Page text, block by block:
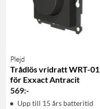
Plejd
Trådlös vridratt WRT-01
för Exxact Antracit
569:-
Upp till 15 års batteritid